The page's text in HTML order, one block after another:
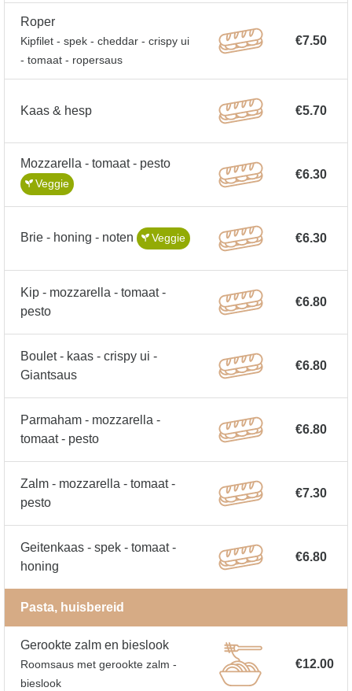
Roper
Kipfilet - spek - cheddar - crispy ui
- tomaat - ropersaus
€7.50
Kaas & hesp €5.70
Mozzarella - tomaat - pesto
Veggie
€6.30
Brie - honing - noten Veggie €6.30
Kip - mozzarella - tomaat -
pesto
€6.80
Boulet - kaas - crispy ui -
Giantsaus
€6.80
Parmaham - mozzarella -
tomaat - pesto
€6.80
Zalm - mozzarella - tomaat -
pesto
€7.30
Geitenkaas - spek - tomaat -
honing
€6.80
Pasta, huisbereid
Gerookte zalm en bieslook
Roomsaus met gerookte zalm -
bieslook
€12.00